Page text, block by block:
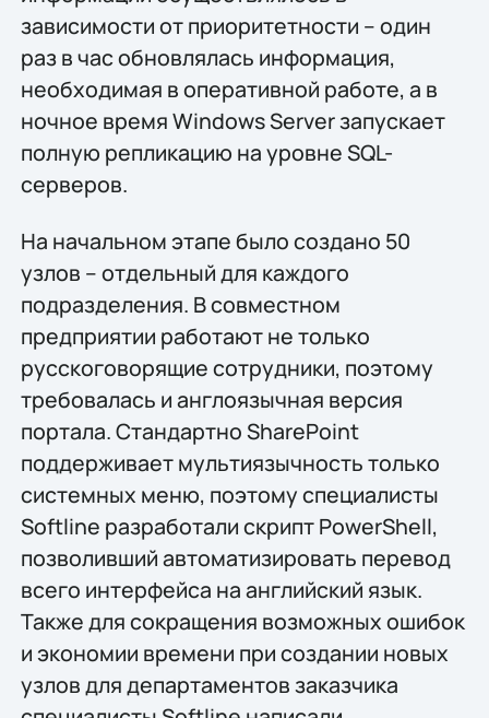
зависимости от приоритетности – один
раз в час обновлялась информация,
необходимая в оперативной работе, а в
ночное время Windows Server запускает
полную репликацию на уровне SQL-
серверов.
На начальном этапе было создано 50
узлов – отдельный для каждого
подразделения. В совместном
предприятии работают не только
русскоговорящие сотрудники, поэтому
требовалась и англоязычная версия
портала. Стандартно SharePoint
поддерживает мультиязычность только
системных меню, поэтому специалисты
Softline разработали скрипт PowerShell,
позволивший автоматизировать перевод
всего интерфейса на английский язык.
Также для сокращения возможных ошибок
и экономии времени при создании новых
узлов для департаментов заказчика